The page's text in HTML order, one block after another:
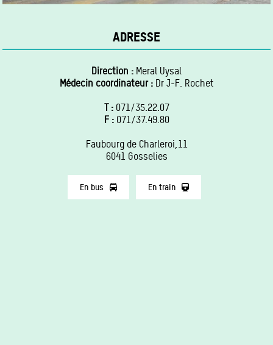
ADRESSE
Direction : Meral Uysal
Médecin coordinateur :Dr J-F. Rochet
T : 071/35.22.07
F : 071/37.49.80
Faubourg de Charleroi,11
6041 Gosselies
En bus En train